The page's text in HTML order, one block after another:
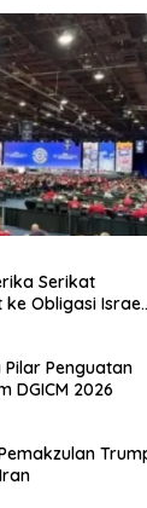
Serikat
Obligasi
Penguatan
DGICM 2026